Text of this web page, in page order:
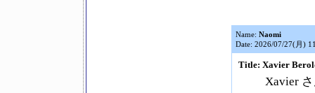
Name: Naomi
Date: 2026/07/27(月)
Title: Xavier
Xavier